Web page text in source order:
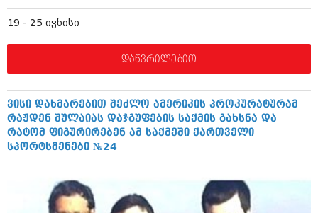
იანვარი 2012 (322)
ოქტომბერი 2011 (754)
სექტემბერი 2011 (407)
აგვისტო 2011 (249)
ივლისი 2011 (400)
ივნისი 2011 (438)
მაისი 2011 (415)
აპრილი 2011 (294)
მარტი 2011 (654)
(157)
დეკემბერი 2010 (881)
19 - 25 ივნისი
დაწვრილებით
ვისი დახმარებით შეძლო ამერიკის პროკურატურამ
რაჟდენ შულაიას დაჯგუფების საქმის გახსნა და
რატომ ფიგურირებენ ამ საქმეში ქართველი
სპორტსმენები №24